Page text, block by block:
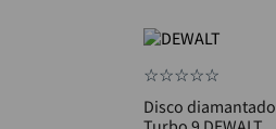
☆☆☆☆☆
Disco diamantado